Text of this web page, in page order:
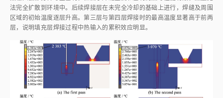
后减的趋势，产生这一现象的主要原因是在多层焊接过程中，每一层的焊接
热输入会部分传导至基材，但由于焊缝金属和基材的热导性能有限，热量无
法完全扩散到环境中。后续焊接层在未完全冷却的基础上进行，焊缝及周围
层，说明填充层焊接过程中热输入的累积效应明显。